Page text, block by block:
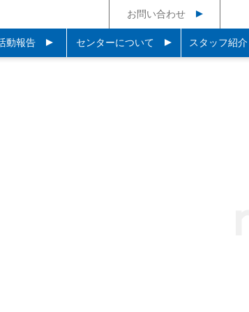
お問い合わせ
動報告 センターについて スタッフ紹介